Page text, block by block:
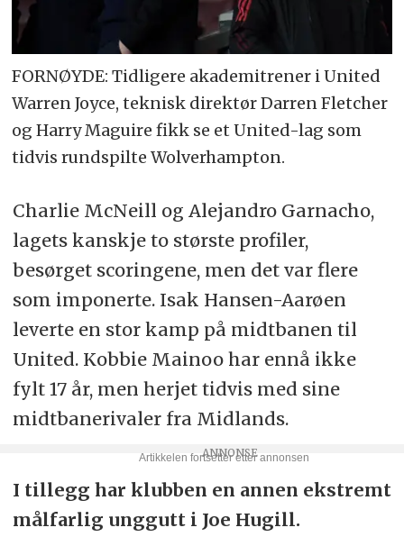
FORNØYDE: Tidligere akademitrener i United
Warren Joyce, teknisk direktør Darren Fletcher
og Harry Maguire fikk se et United-lag som
tidvis rundspilte Wolverhampton.
Charlie McNeill og Alejandro Garnacho,
lagets kanskje to største profiler,
besørget scoringene, men det var flere
som imponerte. Isak Hansen-Aarøen
leverte en stor kamp på midtbanen til
United. Kobbie Mainoo har ennå ikke
fylt 17 år, men herjet tidvis med sine
midtbanerivaler fra Midlands.
I tillegg har klubben en annen ekstremt
målfarlig unggutt i Joe Hugill.